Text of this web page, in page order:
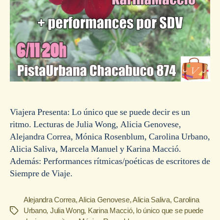
Viajera Presenta: Lo único que se puede decir es un
ritmo. Lecturas de Julia Wong, Alicia Genovese,
Alejandra Correa, Mónica Rosenblum, Carolina Urbano,
Alicia Saliva, Marcela Manuel y Karina Macció.
Además: Performances rítmicas/poéticas de escritores de
Siempre de Viaje.
Etiquetas
Alejandra Correa,Alicia Genovese,Alicia Saliva,Carolina
Urbano, Julia Wong, Karina Macció, lo único que se puede